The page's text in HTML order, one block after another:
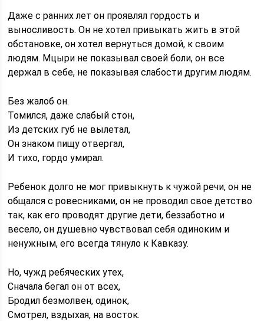
Даже с ранних лет он проявлял гордость и
выносливость. Он не хотел привыкать жить в этой
обстановке, он хотел вернуться домой, к своим
людям. Мцыри не показывал своей боли, он все
держал в себе, не показывая слабости другим людям.
Без жалоб он.
Томился, даже слабый стон,
Из детских губ не вылетал,
Он знаком пищу отвергал,
И тихо, гордо умирал.
Ребенок долго не мог привыкнуть к чужой речи, он не
общался с ровесниками, он не проводил свое детство
так, как его проводят другие дети, беззаботно и
весело, он душевно чувствовал себя одиноким и
ненужным, его всегда тянуло к Кавказу.
Но, чужд ребяческих утех,
Сначала бегал он от всех,
Бродил безмолвен, одинок,
Смотрел, вздыхая, на восток.